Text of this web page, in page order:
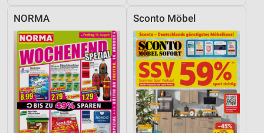
NORMA Sconto Möbel